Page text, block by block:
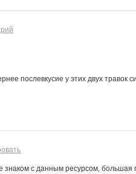
послевкусие у этих двух травок
с данным ресурсом, большая